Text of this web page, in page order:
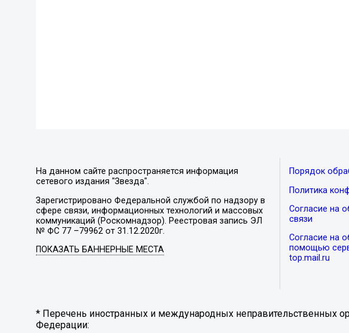
На данном сайте распространяется информация
сетевого издания "Звезда".
Зарегистрировано Федеральной службой по надзору в
сфере связи, информационных технологий и массовых
коммуникаций (Роскомнадзор). Реестровая запись ЭЛ
№ ФС 77 –79962 от 31.12.2020г.
ПОКАЗАТЬ БАННЕРНЫЕ МЕСТА
Порядок
Политика
Согласие на
связи
Согласие на
помощью
top.mail.ru
* Перечень иностранных и международных неправительственных
Федерации: